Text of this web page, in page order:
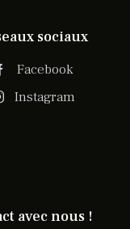
sociaux
Facebook
Instagram
avec nous !